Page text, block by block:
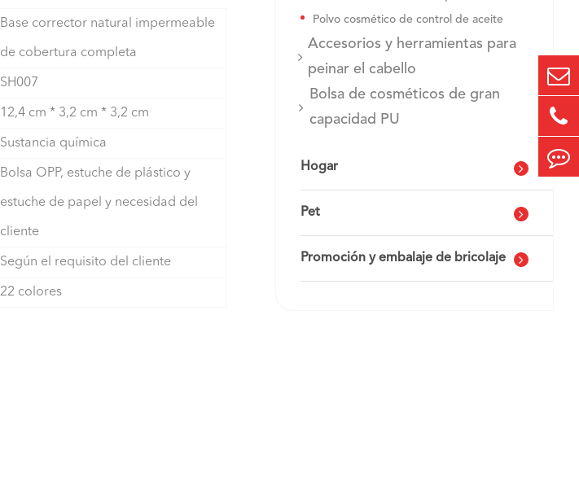
Base corrector natural impermeable
de cobertura completa
SH007
12,4 cm * 3,2 cm * 3,2 cm
Sustancia química
Bolsa OPP, estuche de plástico y
estuche de papel y necesidad del
cliente
Según el requisito del cliente
22 colores
Polvo cosmético de control de aceite
Accesorios y herramientas para
peinar el cabello
Bolsa de cosméticos de gran
capacidad PU
Hogar
Pet
Promoción y embalaje de bricolaje